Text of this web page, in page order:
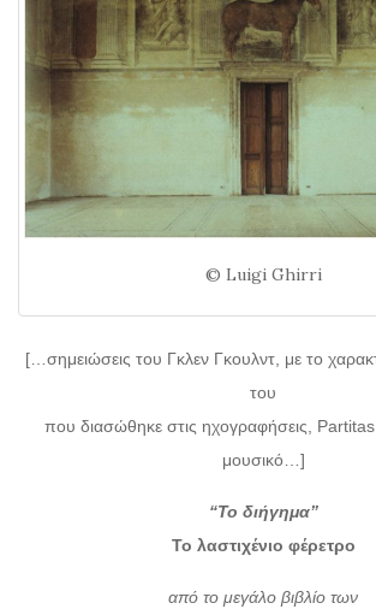
© Luigi Ghirri
[…σημειώσεις του Γκλεν Γκουλντ, με το
του
που διασώθηκε στις ηχογραφήσεις,
μουσικό…]
“Το διήγημα”
Το λαστιχένιο φέρετρο
από το μεγάλο βιβλίο των